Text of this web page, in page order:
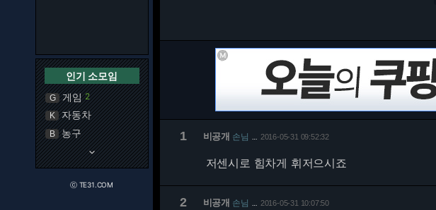
인기 소모임
G 게임 2
K 자동차
B 농구
keyboard_arrow_down
ⓒ TE31.COM
1 비공개 손님 2016-05-31 09:52:32
저센시로 힘차게 휘저으시죠
2 비공개 손님 2016-05-31 10:07:50